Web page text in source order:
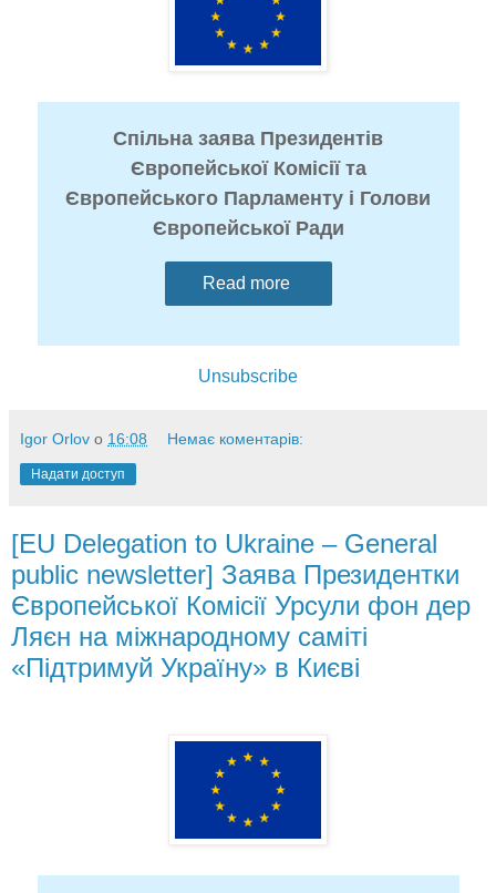
Спільна заява Президентів
Європейської Комісії та
Європейського Парламенту і Голови
Європейської Ради
Read more
Unsubscribe
Igor Orlov о 16:08 Немає коментарів:
Надати доступ
[EU Delegation to Ukraine – General
public newsletter] Заява Президентки
Європейської Комісії Урсули фон дер
Ляєн на міжнародному саміті
«Підтримуй Україну» в Києві